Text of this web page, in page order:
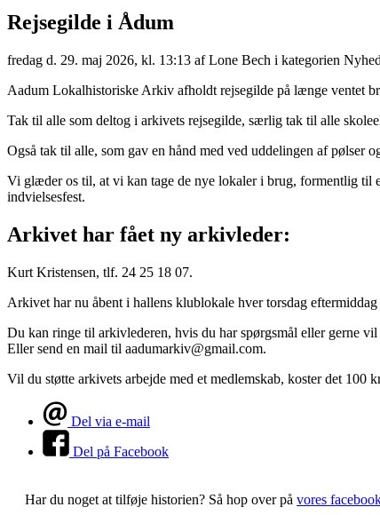
Rejsegilde i Ådum
fredag d. 29. maj 2026, kl. 13:13 af Lone Bech i kategorien
Aadum Lokalhistoriske Arkiv afholdt rejsegilde på længe ventet
Tak til alle som deltog i arkivets rejsegilde, særlig tak til alle
Også tak til alle, som gav en hånd med ved uddelingen af pølser
Vi glæder os til, at vi kan tage de nye lokaler i brug, formentlig til
indvielsesfest.
Arkivet har fået ny arkivleder:
Kurt Kristensen, tlf. 24 25 18 07.
Arkivet har nu åbent i hallens klublokale hver torsdag
Du kan ringe til arkivlederen, hvis du har spørgsmål eller gerne vil
Eller send en mail til aadumarkiv@gmail.com.
Vil du støtte arkivets arbejde med et medlemskab, koster det
Del via e-mail
Del på Facebook
Har du noget at tilføje historien? Så hop over på vores